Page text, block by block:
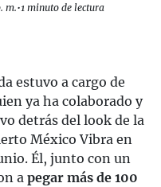
m.•1 minuto de lectura
estuvo a cargo de
ya ha colaborado y
detrás del look de la
México Vibra en
Él, junto con un
a pegar más de 100